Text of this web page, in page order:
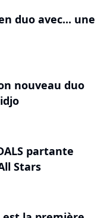
duo avec... une
nouveau duo
partante
Stars